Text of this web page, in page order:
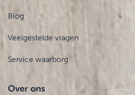
Blog
Veelgestelde vragen
Service waarborg
Over ons